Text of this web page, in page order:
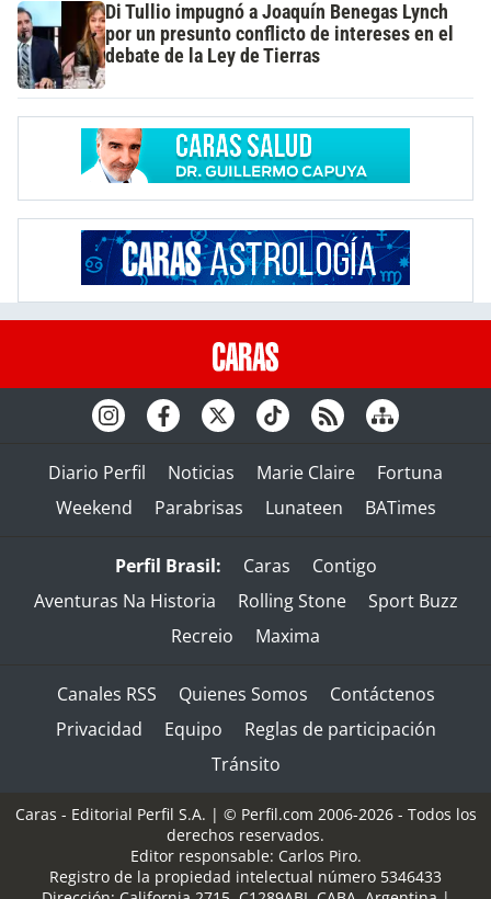
Di Tullio impugnó a Joaquín Benegas Lynch
por un presunto conflicto de intereses en el
debate de la Ley de Tierras
Diario Perfil Noticias Marie Claire
Fortuna
Weekend
Parabrisas Lunateen BATimes
Perfil Brasil: Caras
Contigo
Aventuras Na Historia
Rolling Stone
Sport Buzz
Recreio
Maxima
Canales RSS Quienes Somos
Contáctenos
Privacidad
Equipo
Reglas de participación
Tránsito
Caras - Editorial Perfil S.A. | © Perfil.com 2006-2026 - Todos los
derechos reservados.
Editor responsable: Carlos Piro.
Registro de la propiedad intelectual número 5346433